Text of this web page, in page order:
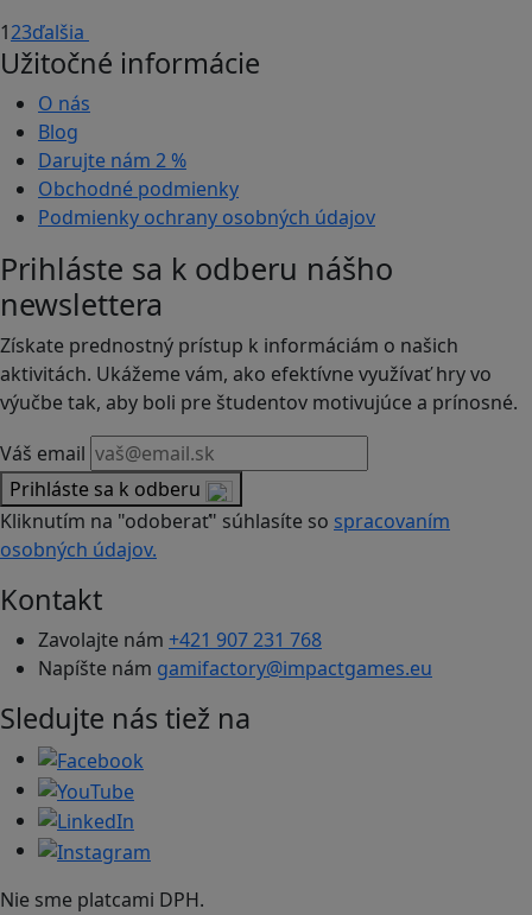
123ďalšia
Užitočné informácie
O nás
Blog
Darujte nám 2 %
Obchodné podmienky
Podmienky ochrany osobných údajov
Prihláste sa k odberu nášho
newslettera
Získate prednostný prístup k informáciám o našich
aktivitách. Ukážeme vám, ako efektívne využívať hry vo
výučbe tak, aby boli pre študentov motivujúce a prínosné.
Váš email
Prihláste sa k odberu
Kliknutím na "odoberať" súhlasíte so spracovaním
osobných údajov.
Kontakt
Zavolajte nám +421 907 231 768
Napíšte nám gamifactory@impactgames.eu
Sledujte nás tiež na
Nie sme platcami DPH.